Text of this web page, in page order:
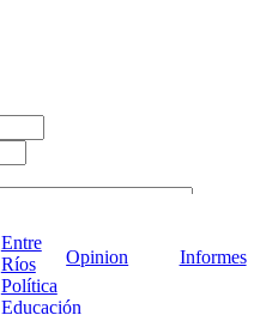
Entre
Ríos
Política
Educación
Opinion Informes